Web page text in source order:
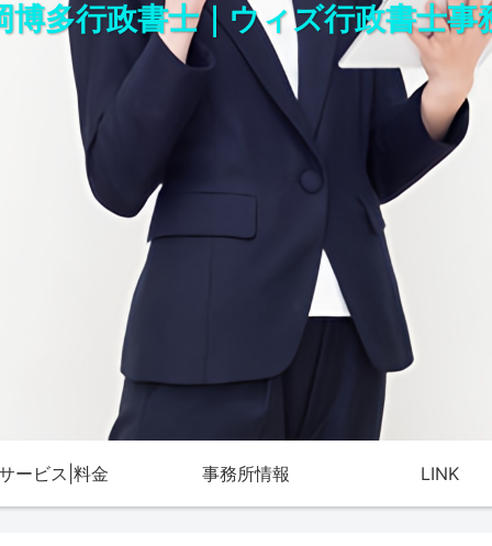
博多行政書士｜ウィズ行政書士事
ービス|料金 事務所情報 LINK